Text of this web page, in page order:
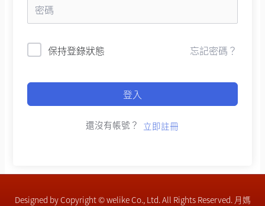
保持登錄狀態 忘記密碼？
登入
還沒有帳號？ 立即註冊
Designed by Copyright © welike Co., Ltd. All Rights Reserved. 月媽